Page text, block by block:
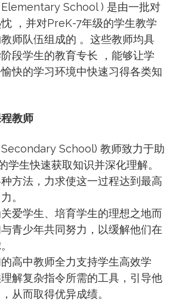
School ) 是由一批对
，并对PreK-7年级的学生教学
师队伍组成的 。这些教师均具
段学生的教育专长 ，能够让学
快的学习环境中快速习得各类知
教师
School) 教师致力于助
学生快速获取知识并深化理解。
方法，力求使这一过程达到最高
。
爱学生、培育学生的理想之地而
青少年共同努力，以缓解他们在
高中教师全力支持学生高效学
解复杂指令所需的工具，引导他
从而取得优异成绩。